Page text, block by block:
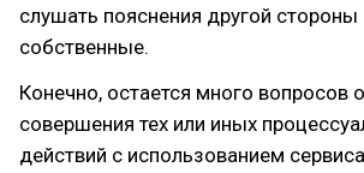
слушать пояснения другой стороны
собственные.
Конечно, остается много вопросов
совершения тех или иных
действий с использованием